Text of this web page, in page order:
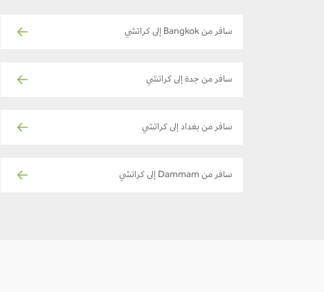
سافر من Bangkok إلى كراتشي
سافر من جدة إلى كراتشي
سافر من بغداد إلى كراتشي
سافر من Dammam إلى كراتشي